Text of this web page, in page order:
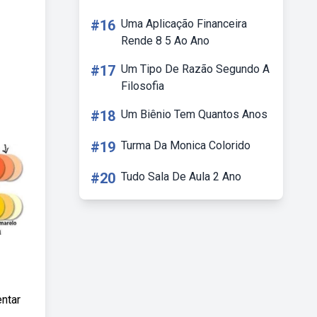
#16 Uma Aplicação Financeira
Rende 8 5 Ao Ano
#17 Um Tipo De Razão Segundo A
Filosofia
#18 Um Biênio Tem Quantos Anos
#19 Turma Da Monica Colorido
#20 Tudo Sala De Aula 2 Ano